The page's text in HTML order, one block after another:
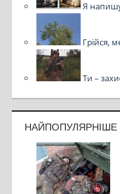
Я
Грійся,
Ти –
НАЙПОПУЛЯРНІШЕ